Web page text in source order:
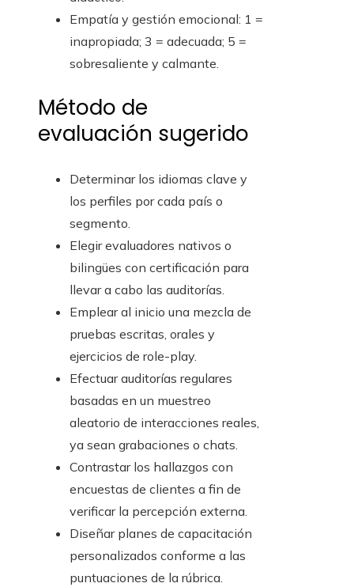
Empatía y gestión emocional: 1 =
inapropiada; 3 = adecuada; 5 =
sobresaliente y calmante.
Método de
evaluación sugerido
Determinar los idiomas clave y
los perfiles por cada país o
segmento.
Elegir evaluadores nativos o
bilingües con certificación para
llevar a cabo las auditorías.
Emplear al inicio una mezcla de
pruebas escritas, orales y
ejercicios de role-play.
Efectuar auditorías regulares
basadas en un muestreo
aleatorio de interacciones reales,
ya sean grabaciones o chats.
Contrastar los hallazgos con
encuestas de clientes a fin de
verificar la percepción externa.
Diseñar planes de capacitación
personalizados conforme a las
puntuaciones de la rúbrica.